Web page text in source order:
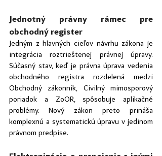
Jednotný právny rámec pre
obchodný register
Jedným z hlavných cieľov návrhu zákona je
integrácia roztrieštenej právnej úpravy.
Súčasný stav, keď je právna úprava vedenia
obchodného registra rozdelená medzi
Obchodný zákonník, Civilný mimosporový
poriadok a ZoOR, spôsobuje aplikačné
problémy. Nový zákon preto prináša
komplexnú a systematickú úpravu v jedinom
právnom predpise.